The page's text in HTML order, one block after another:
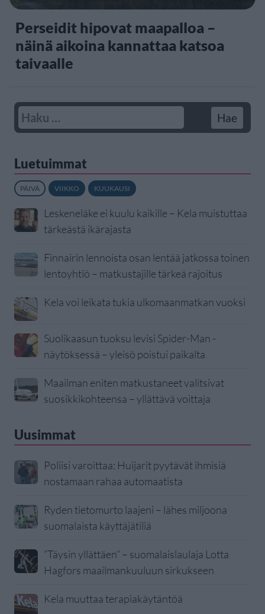
Perseidit hipovat maapalloa –
näinä aikoina kannattaa katsoa
taivaalle
Luetuimmat
PÄIVÄ VIIKKO KUUKAUSI
Leskeneläke ei kuulu kaikille – Kela muistuttaa
tärkeästä ikärajasta
Finnairin lennoista osan lentää jatkossa toinen
lentoyhtiö – matkustajille tärkeä rajoitus
Kela voi leikata tukia ulkomaanmatkan vuoksi
Suolikaasun tuoksu levisi Spider-Man -
näytöksessä – yleisö poistui paikalta
Maailman eniten matkustaneet valitsivat
suosikkikohteensa – yllättävä voittaja
Uusimmat
Poliisi varoittaa: Huijarit pyytävät ihmisiä
nostamaan rahaa automaatista
Ryden tietomurto laajeni – lähes miljoona
suomalaista käyttäjätiliä
”Täysin yllättäen” – suomalaislaulaja Lotta
Hagfors maailmankuuluun sirkukseen
Kela muuttaa terapiakäytäntöä